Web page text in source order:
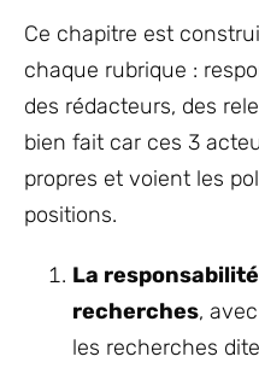
Ce chapitre est
chaque rubrique :
des rédacteurs, des
bien fait car ces 3
propres et voient les
positions.
La
recherches,
les recherches